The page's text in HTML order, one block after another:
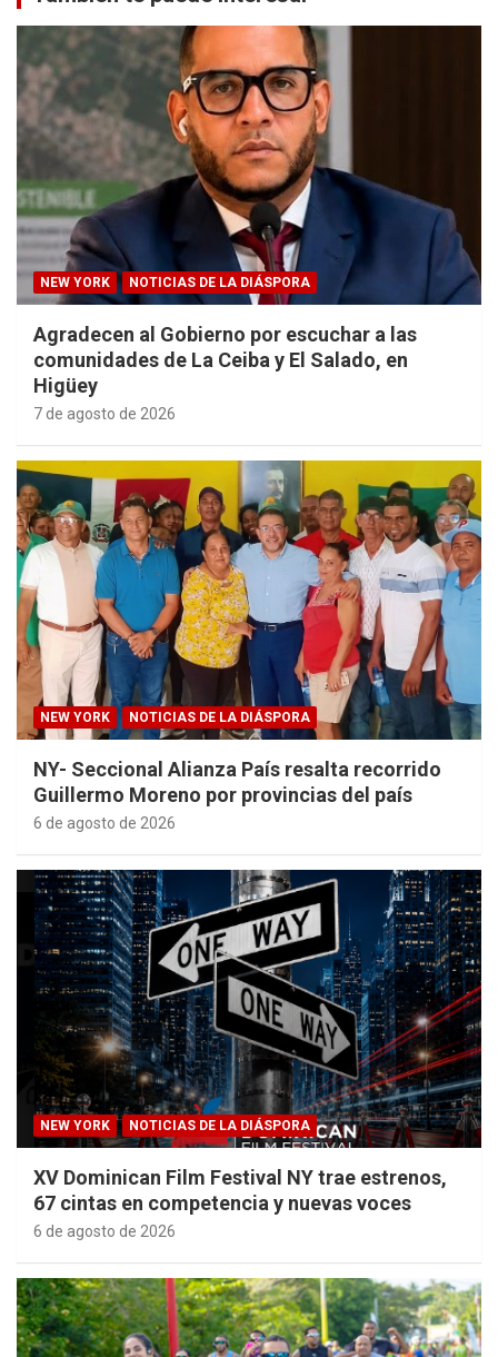
NEW YORK NOTICIAS DE LA DIÁSPORA
Agradecen al Gobierno por escuchar a las
comunidades de La Ceiba y El Salado, en
Higüey
7 de agosto de 2026
NEW YORK NOTICIAS DE LA DIÁSPORA
NY- Seccional Alianza País resalta recorrido
Guillermo Moreno por provincias del país
6 de agosto de 2026
NEW YORK NOTICIAS DE LA DIÁSPORA
XV Dominican Film Festival NY trae estrenos,
67 cintas en competencia y nuevas voces
6 de agosto de 2026